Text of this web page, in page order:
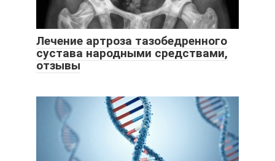
Лечение артроза тазобедренного
сустава народными средствами,
отзывы